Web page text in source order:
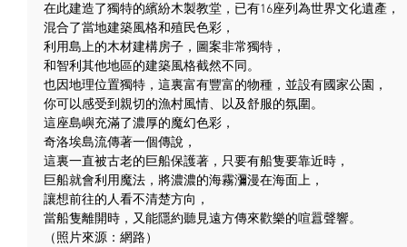
在此建造了獨特的繽紛木製教堂，已有16座列為世界文化遺產，
混合了當地建築風格和殖民色彩，
利用島上的木材建構房子，圖案非常獨特，
和智利其他地區的建築風格截然不同。
也因地理位置獨特，這裏富有豐富的物種，並設有國家公園，
你可以感受到親切的漁村風情、以及舒服的氛圍。
這座島嶼充滿了濃厚的魔幻色彩，
奇洛埃島流傳著一個傳說，
這裏一直被古老的巨船保護著，只要有船隻要靠近時，
巨船就會利用魔法，將濃濃的海霧瀰漫在海面上，
讓想前往的人看不清楚方向，
當船隻離開時，又能隱約聽見遠方傳來歡樂的喧囂聲響。
（照片來源：網路）